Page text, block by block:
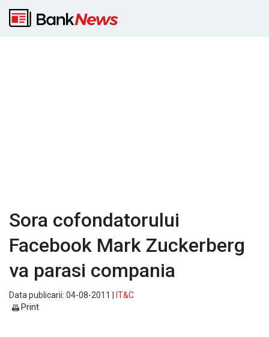
Sora cofondatorului
Facebook Mark Zuckerberg
va parasi compania
Data publicarii: 04-08-2011 |
IT&C
Print